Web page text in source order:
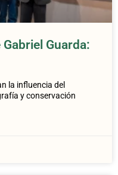
Guarda:
la influencia del
y conservación